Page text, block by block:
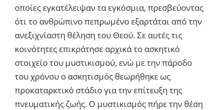
οποίες εγκατέλειψαν τα εγκόσμια, πρεσβεύοντας
ότι το ανθρώπινο πεπρωμένο εξαρτάται από την
ανεξιχνίαστη θέληση του Θεού. Σε αυτές τις
κοινότητες επικράτησε αρχικά το ασκητικό
στοιχείο του μυστικισμού, ενώ με την πάροδο
του χρόνου ο ασκητισμός θεωρήθηκε ως
προκαταρκτικό στάδιο για την επίτευξη της
πνευματικής ζωής. Ο μυστικισμός πήρε την θέση